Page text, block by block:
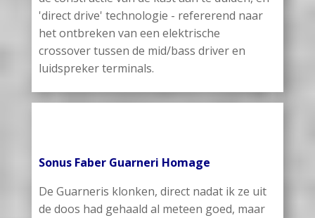
'direct drive' technologie - refererend naar
het ontbreken van een elektrische
crossover tussen de mid/bass driver en
luidspreker terminals.
Sonus Faber Guarneri Homage
De Guarneris klonken, direct nadat ik ze uit
de doos had gehaald al meteen goed, maar